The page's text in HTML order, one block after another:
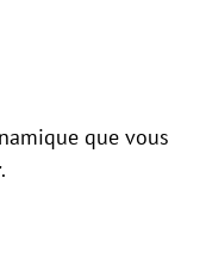
que vous
.